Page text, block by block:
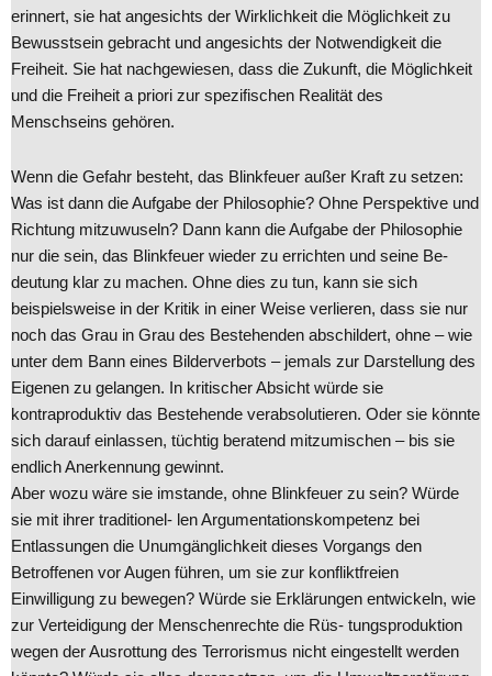
erinnert, sie hat angesichts der Wirklichkeit die Möglichkeit zu
Bewusstsein gebracht und angesichts der Notwendigkeit die
Freiheit. Sie hat nachgewiesen, dass die Zukunft, die Möglichkeit
und die Freiheit a priori zur spezifischen Realität des
Menschseins gehören.
Wenn die Gefahr besteht, das Blinkfeuer außer Kraft zu setzen:
Was ist dann die Aufgabe der Philosophie? Ohne Perspektive und
Richtung mitzuwuseln? Dann kann die Aufgabe der Philosophie
nur die sein, das Blinkfeuer wieder zu errichten und seine Be-
deutung klar zu machen. Ohne dies zu tun, kann sie sich
beispielsweise in der Kritik in einer Weise verlieren, dass sie nur
noch das Grau in Grau des Bestehenden abschildert, ohne – wie
unter dem Bann eines Bilderverbots – jemals zur Darstellung des
Eigenen zu gelangen. In kritischer Absicht würde sie
kontraproduktiv das Bestehende verabsolutieren. Oder sie könnte
sich darauf einlassen, tüchtig beratend mitzumischen – bis sie
endlich Anerkennung gewinnt.
Aber wozu wäre sie imstande, ohne Blinkfeuer zu sein? Würde
sie mit ihrer traditionel- len Argumentationskompetenz bei
Entlassungen die Unumgänglichkeit dieses Vorgangs den
Betroffenen vor Augen führen, um sie zur konfliktfreien
Einwilligung zu bewegen? Würde sie Erklärungen entwickeln, wie
zur Verteidigung der Menschenrechte die Rüs- tungsproduktion
wegen der Ausrottung des Terrorismus nicht eingestellt werden